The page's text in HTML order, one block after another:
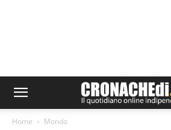
Home Mondo